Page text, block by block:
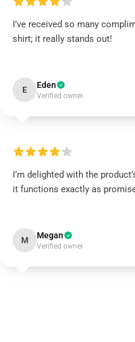
I’ve received so many
shirt; it really stands out!
E Eden
Verified owner
I’m delighted with the
it functions exactly as
M Megan
Verified owner